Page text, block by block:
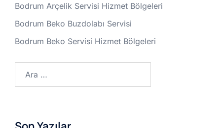
Bodrum Arçelik Servisi Hizmet Bölgeleri
Bodrum Beko Buzdolabı Servisi
Bodrum Beko Servisi Hizmet Bölgeleri